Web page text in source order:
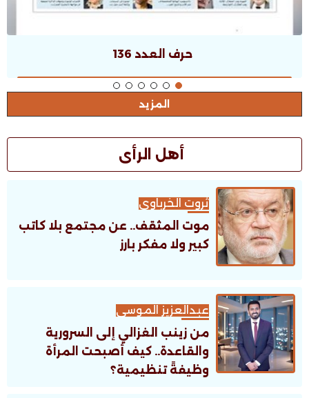
حرف العدد 135
المزيد
أهل الرأى
ثروت الخرباوى
موت المثقف.. عن مجتمع بلا كاتب
كبير ولا مفكر بارز
عبدالعزيز الموسى
من زينب الغزالي إلى السرورية
والقاعدة.. كيف أصبحت المرأة
وظيفةً تنظيمية؟